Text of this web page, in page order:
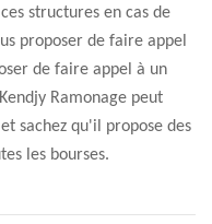
structures en cas de
proposer de faire appel
de faire appel à un
Ramonage peut
sachez qu'il propose des
les bourses.